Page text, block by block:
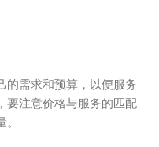
的需求和预算，以便服务
要注意价格与服务的匹配